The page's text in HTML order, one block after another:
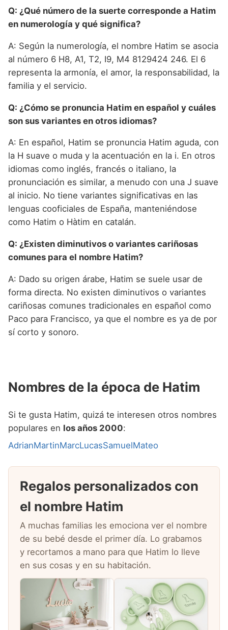
Q: ¿Qué número de la suerte corresponde a Hatim
en numerología y qué significa?
A: Según la numerología, el nombre Hatim se asocia
al número 6 H8, A1, T2, I9, M4 8129424 246. El 6
representa la armonía, el amor, la responsabilidad, la
familia y el servicio.
Q: ¿Cómo se pronuncia Hatim en español y cuáles
son sus variantes en otros idiomas?
A: En español, Hatim se pronuncia Hatim aguda, con
la H suave o muda y la acentuación en la i. En otros
idiomas como inglés, francés o italiano, la
pronunciación es similar, a menudo con una J suave
al inicio. No tiene variantes significativas en las
lenguas cooficiales de España, manteniéndose
como Hatim o Hàtim en catalán.
Q: ¿Existen diminutivos o variantes cariñosas
comunes para el nombre Hatim?
A: Dado su origen árabe, Hatim se suele usar de
forma directa. No existen diminutivos o variantes
cariñosas comunes tradicionales en español como
Paco para Francisco, ya que el nombre es ya de por
sí corto y sonoro.
Nombres de la época de Hatim
Si te gusta Hatim, quizá te interesen otros nombres
populares en los años 2000:
AdrianMartinMarcLucasSamuelMateo
Regalos personalizados con
el nombre Hatim
A muchas familias les emociona ver el nombre
de su bebé desde el primer día. Lo grabamos
y recortamos a mano para que Hatim lo lleve
en sus cosas y en su habitación.